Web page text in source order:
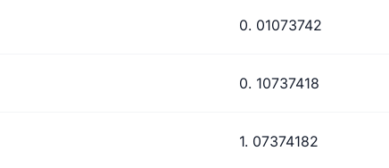
0. 01073742
0. 10737418
1. 07374182